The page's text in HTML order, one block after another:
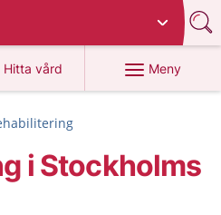
Hitta vård
på 1177.se
Meny
i Stockholms